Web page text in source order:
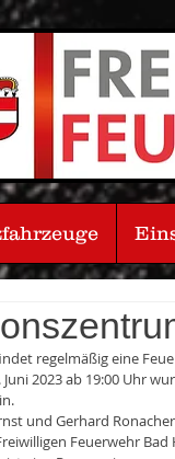
regelmäßig eine
2023 ab 19:00 Uhr
und Gerhard
Feuerwehr Bad